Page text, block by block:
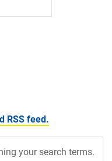
RSS feed.
your search terms.
(newest first)